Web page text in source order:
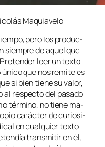
Maquiavelo
pe­ro los pro­duc­
siem­pre de aquel que
leer un tex­to
úni­co que nos re­mi­te es
si bien tie­ne su va­lor,
al res­pec­to del pa­sa­do
tér­mino, no tie­ne ma­
ca­rác­ter de cu­rio­si­
en cual­quier tex­to
trans­mi­tir en él,